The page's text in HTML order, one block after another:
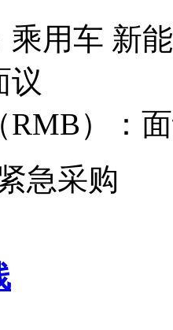
乘用车 新
议
）：
紧急采购